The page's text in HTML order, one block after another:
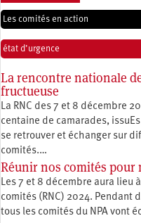
Les comités en action
état d’urgence
La rencontre nationale
fructueuse
La RNC des 7 et 8 décembre
centaine de camarades,
se retrouver et échanger sur
comités.…
Réunir nos comités pour
Les 7 et 8 décembre aura lieu
comités (RNC) 2024. Pendant
tous les comités du NPA vont